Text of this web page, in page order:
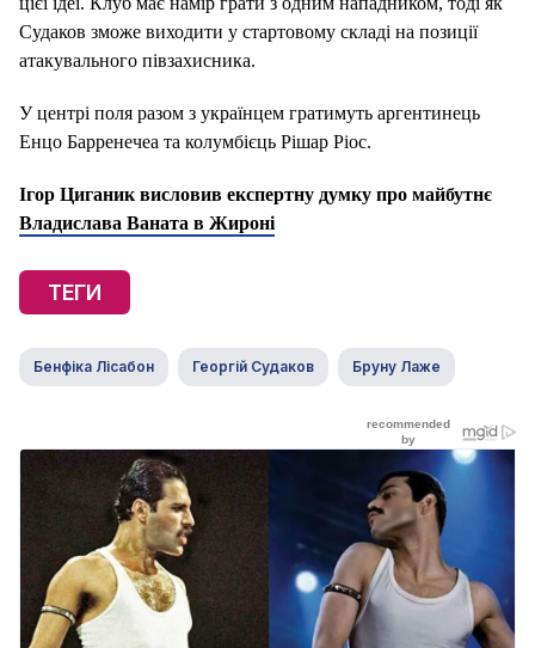
Судаков зможе виходити у стартовому складі на позиції
атакувального півзахисника.
У центрі поля разом з українцем гратимуть аргентинець
Енцо Барренечеа та колумбієць Рішар Ріос.
Ігор Циганик висловив експертну думку про майбутнє
Владислава Ваната в Жироні
ТЕГИ
Бенфіка Лісабон Георгій Судаков Бруну Лаже